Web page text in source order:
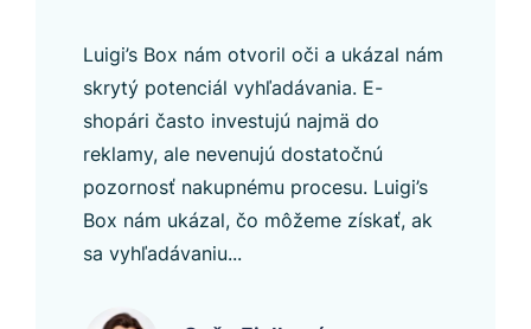
Luigi’s Box nám otvoril oči a ukázal nám
skrytý potenciál vyhľadávania. E-
shopári často investujú najmä do
reklamy, ale nevenujú dostatočnú
pozornosť nakupnému procesu. Luigi’s
Box nám ukázal, čo môžeme získať, ak
sa vyhľadávaniu...